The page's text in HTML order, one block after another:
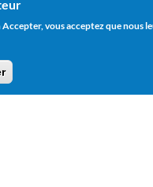
vous acceptez que nous